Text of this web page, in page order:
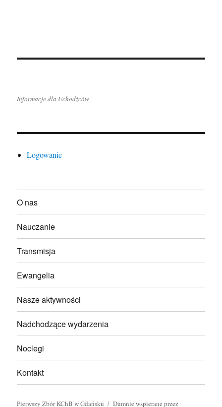
Informacje dla Uchodźców
Logowanie
O nas
Nauczanie
Transmisja
Ewangelia
Nasze aktywności
Nadchodzące wydarzenia
Noclegi
Kontakt
Pierwszy Zbór KChB w Gdańsku Dumnie wspierane przez